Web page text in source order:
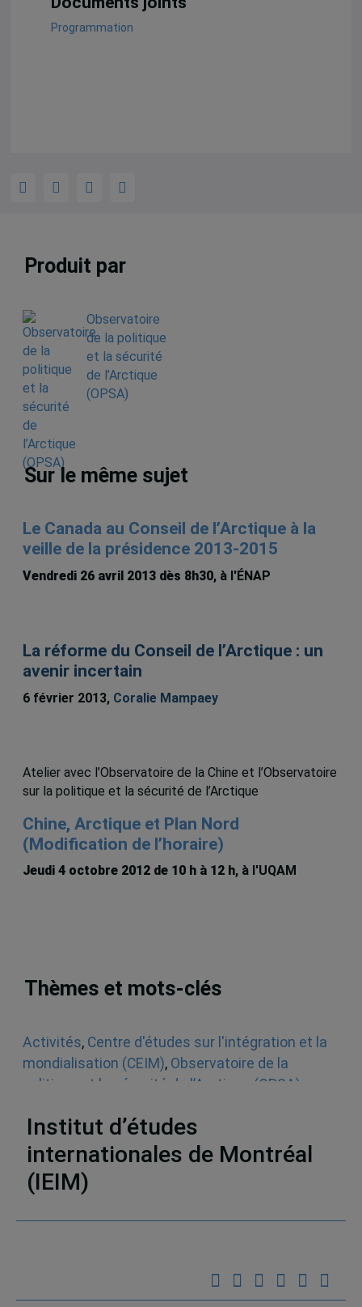
Programmation
Produit par
Observatoire
de la politique
et la sécurité
de l’Arctique
(OPSA)
Sur le même sujet
Le Canada au Conseil de l’Arctique à la
veille de la présidence 2013-2015
Vendredi 26 avril 2013 dès 8h30, à l'ÉNAP
La réforme du Conseil de l’Arctique : un
avenir incertain
6 février 2013, Coralie Mampaey
Atelier avec l’Observatoire de la Chine et l’Observatoire
sur la politique et la sécurité de l’Arctique
Chine, Arctique et Plan Nord
(Modification de l’horaire)
Jeudi 4 octobre 2012 de 10 h à 12 h, à l'UQAM
Thèmes et mots-clés
Activités, Centre d'études sur l'intégration et la
mondialisation (CEIM), Observatoire de la
politique et la sécurité de l’Arctique (OPSA)
Institut d’études
internationales de Montréal
(IEIM)